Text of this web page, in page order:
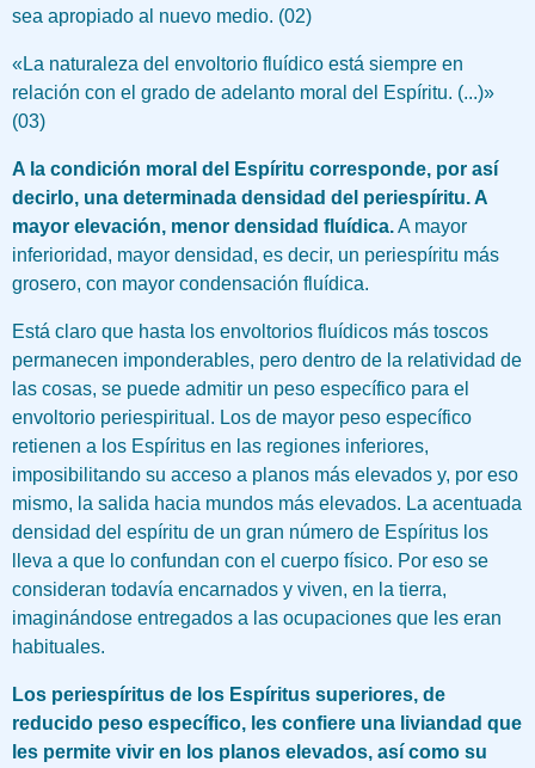
sea apropiado al nuevo medio. (02)
«La naturaleza del envoltorio fluídico está siempre en
relación con el grado de adelanto moral del Espíritu. (...)»
(03)
A la condición moral del Espíritu corresponde, por así
decirlo, una determinada densidad del periespíritu. A
mayor elevación, menor densidad fluídica.A mayor
inferioridad, mayor densidad, es decir, un periespíritu más
grosero, con mayor condensación fluídica.
Está claro que hasta los envoltorios fluídicos más toscos
permanecen imponderables, pero dentro de la relatividad de
las cosas, se puede admitir un peso específico para el
envoltorio periespiritual. Los de mayor peso específico
retienen a los Espíritus en las regiones inferiores,
imposibilitando su acceso a planos más elevados y, por eso
mismo, la salida hacia mundos más elevados. La acentuada
densidad del espíritu de un gran número de Espíritus los
lleva a que lo confundan con el cuerpo físico. Por eso se
consideran todavía encarnados y viven, en la tierra,
imaginándose entregados a las ocupaciones que les eran
habituales.
Los periespíritus de los Espíritus superiores, de
reducido peso específico, les confiere una liviandad que
les permite vivir en los planos elevados, así como su